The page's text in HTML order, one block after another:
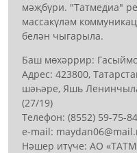
мәҗбүри. "Татмедиа"
массакүләм
белән чыгарыла.
Баш мөхәррир:
Адрес: 423800,
шәһәре, Яшь
(27/19)
Телефон: (8552) 59-75-84
е-mail:
Нәшер итүче: АО